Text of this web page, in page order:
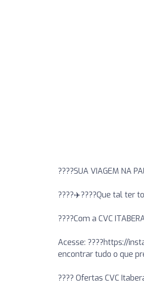
????SUA VIAGEM NA
????✈️????Que tal ter
????Com a CVC
Acesse: ????https://
encontrar tudo o que
???? Ofertas CVC